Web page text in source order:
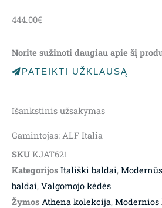
444.00€
Norite sužinoti daugiau apie šį
PATEIKTI UŽKLAUSĄ
Išankstinis užsakymas
Gamintojas: ALF Italia
SKU KJAT621
Kategorijos Itališki baldai,
baldai, Valgomojo kėdės
Žymos Athena kolekcija, Modernios